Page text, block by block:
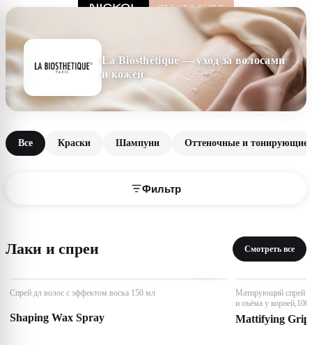
La Biosthétique — уход за волосами
и кожей
Все Краски Шампуни Оттеночные и тонирующие
Фильтр
Лаки и спреи Смотреть все
Спрей дл волос с эффектом воска 150 мл
Shaping Wax Spray
Матирующий спрей
и оъёма у
Mattifying Grip